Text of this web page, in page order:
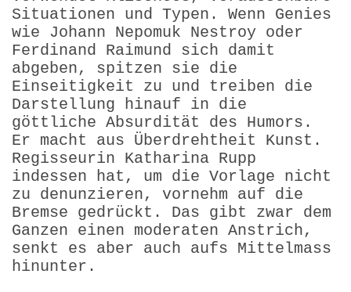
Situationen und Typen. Wenn Genies
wie Johann Nepomuk Nestroy oder
Ferdinand Raimund sich damit
abgeben, spitzen sie die
Einseitigkeit zu und treiben die
Darstellung hinauf in die
göttliche Absurdität des Humors.
Er macht aus Überdrehtheit Kunst.
Regisseurin Katharina Rupp
indessen hat, um die Vorlage nicht
zu denunzieren, vornehm auf die
Bremse gedrückt. Das gibt zwar dem
Ganzen einen moderaten Anstrich,
senkt es aber auch aufs Mittelmass
hinunter.